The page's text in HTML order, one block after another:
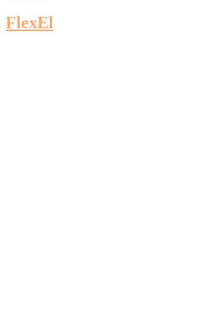
FlexEl